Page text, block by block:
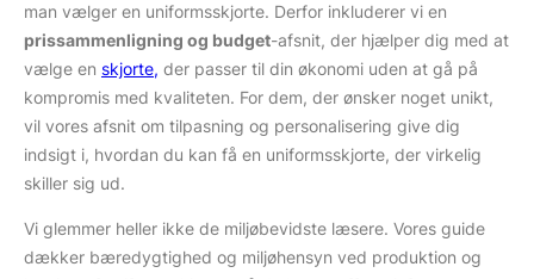
man vælger en uniformsskjorte. Derfor inkluderer vi en
prissammenligning og budget-afsnit, der hjælper dig med at
vælge en skjorte, der passer til din økonomi uden at gå på
kompromis med kvaliteten. For dem, der ønsker noget unikt,
vil vores afsnit om tilpasning og personalisering give dig
indsigt i, hvordan du kan få en uniformsskjorte, der virkelig
skiller sig ud.
Vi glemmer heller ikke de miljøbevidste læsere. Vores guide
dækker bæredygtighed og miljøhensyn ved produktion og